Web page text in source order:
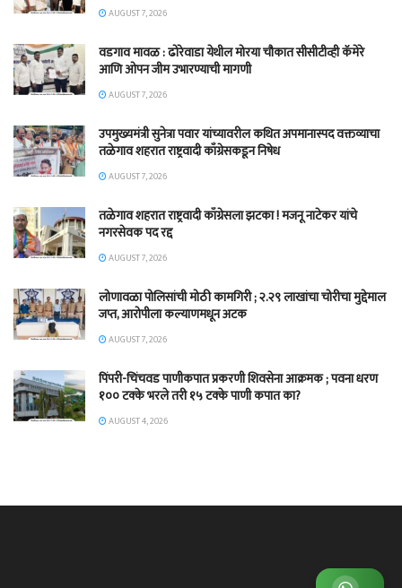
AUGUST 7, 2026
वडगाव मावळ : ढोरेवाडा येथील मोरया चौकात सीसीटीव्ही कॅमेरे
आणि ओपन जीम उभारण्याची मागणी
AUGUST 7, 2026
उपमुख्यमंत्री सुनेत्रा पवार यांच्यावरील कथित अपमानास्पद वक्तव्याचा
तळेगाव शहरात राष्ट्रवादी काँग्रेसकडून निषेध
AUGUST 7, 2026
तळेगाव शहरात राष्ट्रवादी काँग्रेसला झटका ! मजनू नाटेकर यांचे
नगरसेवक पद रद्द
AUGUST 7, 2026
लोणावळा पोलिसांची मोठी कामगिरी ; २.२९ लाखांचा चोरीचा मुद्देमाल
जप्त, आरोपीला कल्याणमधून अटक
AUGUST 7, 2026
पिंपरी-चिंचवड पाणीकपात प्रकरणी शिवसेना आक्रमक ; पवना धरण
१०० टक्के भरले तरी १५ टक्के पाणी कपात का?
AUGUST 4, 2026